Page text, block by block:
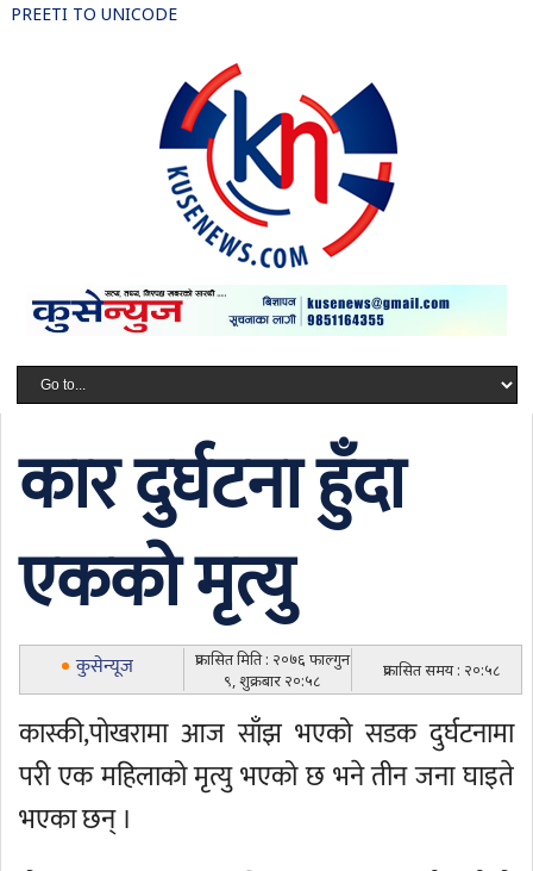
PREETI TO UNICODE
कार दुर्घटना हुँदा
एकको मृत्यु
कुसेन्यूज
प्रकासित मिति : २०७६ फाल्गुन
९, शुक्रबार २०:५८
प्रकासित समय : २०:५८
कास्की,पोखरामा आज साँझ भएको सडक दुर्घटनामा
परी एक महिलाको मृत्यु भएको छ भने तीन जना घाइते
भएका छन् ।